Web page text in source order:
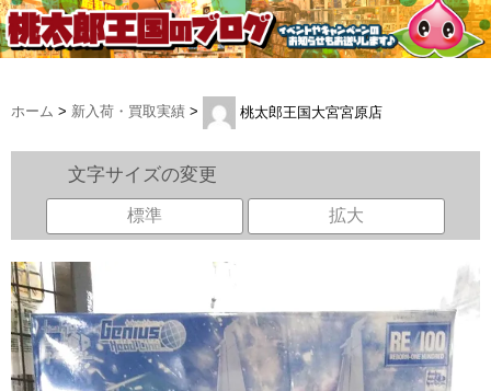
ホーム > 新入荷・買取実績 > 桃太郎王国大宮宮原店
文字サイズの変更
標準 拡大